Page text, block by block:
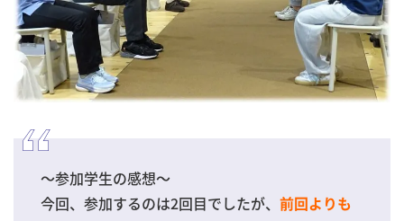
～参加学生の感想～
今回、参加するのは2回目でしたが、
前回よりも